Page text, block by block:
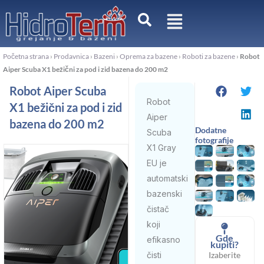
sadržaj
Početna strana › Prodavnica › Bazeni › Oprema za bazene › Roboti za bazene › Robot
Aiper Scuba X1 bežični za pod i zid bazena do 200 m2
Robot Aiper Scuba
X1 bežični za pod i zid
bazena do 200 m2
Robot
Aiper
Scuba
X1 Gray
EU je
automatski
bazenski
čistač
koji
efikasno
čisti
Dodatne
fotografije
Gde
kupiti?
Izaberite